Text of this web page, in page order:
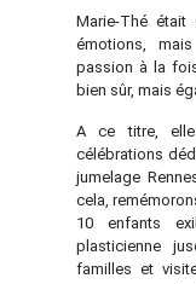
Marie-Thé
émotions,
passion à la
bien sûr, mais
A ce titre, elle
célébrations
jumelage
cela,
10 enfants
plasticienne
familles et